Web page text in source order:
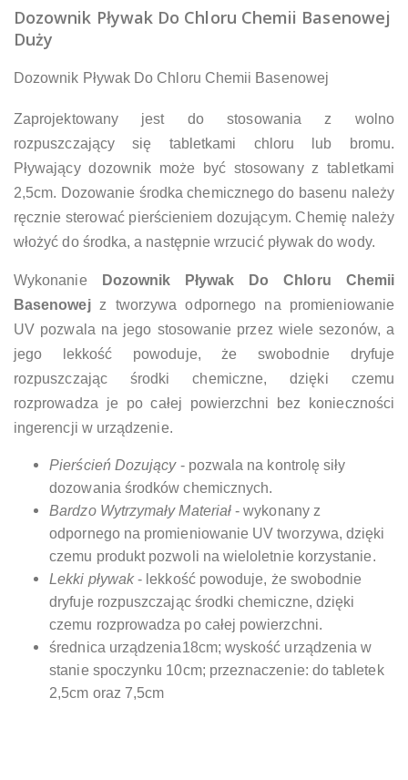
Dozownik Pływak Do Chloru Chemii Basenowej
Duży
Dozownik Pływak Do Chloru Chemii Basenowej
Zaprojektowany jest do stosowania z wolno
rozpuszczający się tabletkami chloru lub bromu.
Pływający dozownik może być stosowany z tabletkami
2,5cm. Dozowanie środka chemicznego do basenu należy
ręcznie sterować pierścieniem dozującym. Chemię należy
włożyć do środka, a następnie wrzucić pływak do wody.
Wykonanie
Dozownik Pływak Do Chloru Chemii
Basenowejz tworzywa odpornego na promieniowanie
UV pozwala na jego stosowanie przez wiele sezonów, a
jego lekkość powoduje, że swobodnie dryfuje
rozpuszczając środki chemiczne, dzięki czemu
rozprowadza je po całej powierzchni bez konieczności
ingerencji w urządzenie.
Pierścień Dozujący- pozwala na kontrolę siły
dozowania środków chemicznych.
Bardzo Wytrzymały Materiał - wykonany z
odpornego na promieniowanie UV tworzywa, dzięki
czemu produkt pozwoli na wieloletnie korzystanie.
Lekki pływak- lekkość powoduje, że swobodnie
dryfuje rozpuszczając środki chemiczne, dzięki
czemu rozprowadza po całej powierzchni.
średnica urządzenia18cm; wyskość urządzenia w
stanie spoczynku 10cm; przeznaczenie: do tabletek
2,5cm oraz 7,5cm